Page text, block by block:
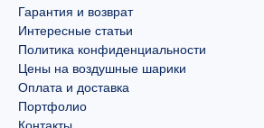
Гарантия и возврат
Интересные статьи
Политика конфиденциальности
Цены на воздушные шарики
Оплата и доставка
Портфолио
Контакты